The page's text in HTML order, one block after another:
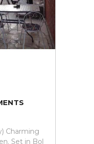
Charming
Set in Bol